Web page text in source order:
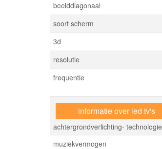
beelddiagonaal
soort scherm
3d
resolutie
frequentie
informatie over led tv's
achtergrondverlichting- technologie
muziekvermogen